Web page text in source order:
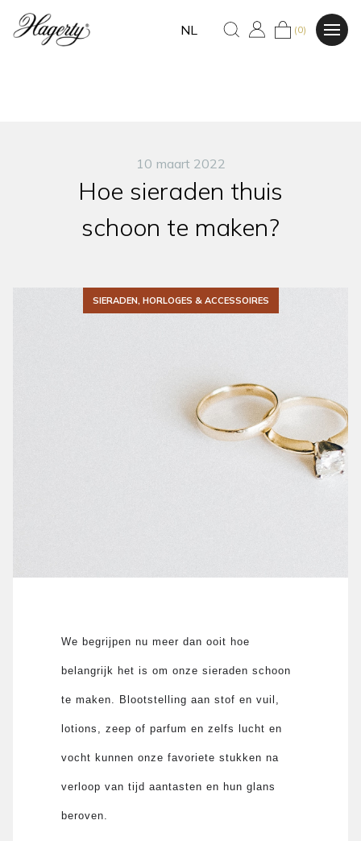
NL (0)
10 maart 2022
Hoe sieraden thuis
schoon te maken?
SIERADEN, HORLOGES & ACCESSOIRES
We begrijpen nu meer dan ooit hoe
belangrijk het is om onze sieraden schoon
te maken. Blootstelling aan stof en vuil,
lotions, zeep of parfum en zelfs lucht en
vocht kunnen onze favoriete stukken na
verloop van tijd aantasten en hun glans
beroven.